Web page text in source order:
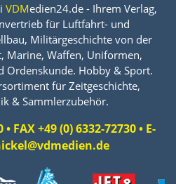
VDMedien24.de - Ihrem Verlag,
für Luftfahrt- und
Militärgeschichte von der
Marine, Waffen, Uniformen,
Ordenskunde. Hobby & Sport.
für Zeitgeschichte,
& Sammlerzubehör.
FAX +49 (0) 6332-72730 • E-